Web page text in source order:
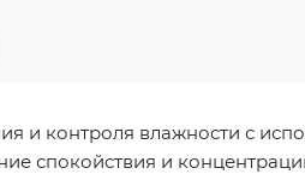
и контроля влажности с
спокойствия и